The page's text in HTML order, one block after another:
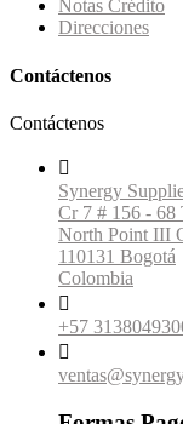
Notas Crédito
Direcciones
Contáctenos
Contáctenos

Synergy
Cr 7 # 156 - 68
North Point III
110131 Bogotá
Colombia

+57
